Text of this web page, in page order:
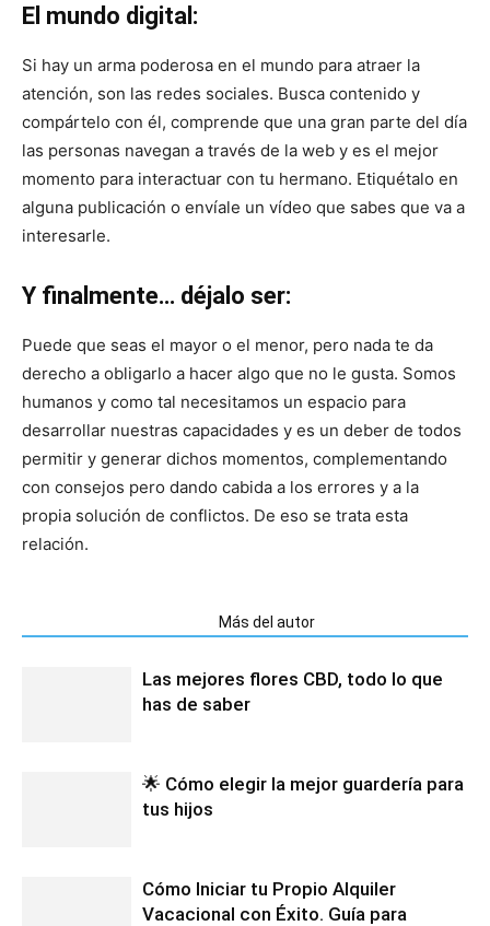
El mundo digital:
Si hay un arma poderosa en el mundo para atraer la
atención, son las redes sociales. Busca contenido y
compártelo con él, comprende que una gran parte del día
las personas navegan a través de la web y es el mejor
momento para interactuar con tu hermano. Etiquétalo en
alguna publicación o envíale un vídeo que sabes que va a
interesarle.
Y finalmente… déjalo ser:
Puede que seas el mayor o el menor, pero nada te da
derecho a obligarlo a hacer algo que no le gusta. Somos
humanos y como tal necesitamos un espacio para
desarrollar nuestras capacidades y es un deber de todos
permitir y generar dichos momentos, complementando
con consejos pero dando cabida a los errores y a la
propia solución de conflictos. De eso se trata esta
relación.
Más del autor
Las mejores flores CBD, todo lo que
has de saber
🌟 Cómo elegir la mejor guardería para
tus hijos
Cómo Iniciar tu Propio Alquiler
Vacacional con Éxito. Guía para